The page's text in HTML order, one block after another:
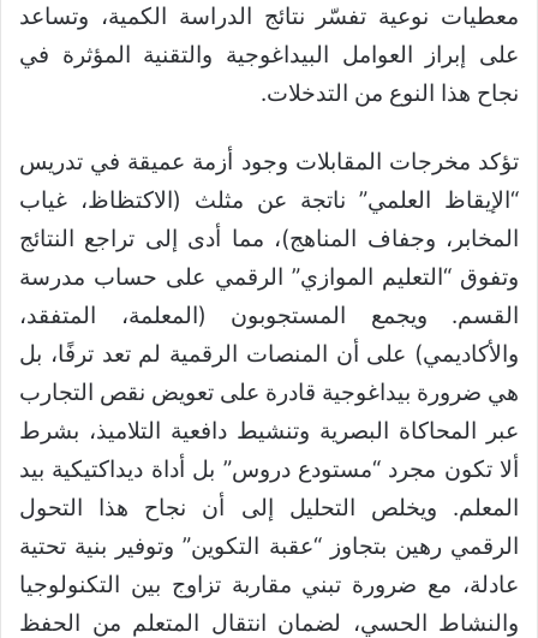
معطيات نوعية تفسّر نتائج الدراسة الكمية، وتساعد
على إبراز العوامل البيداغوجية والتقنية المؤثرة في
نجاح هذا النوع من التدخلات.
تؤكد مخرجات المقابلات وجود أزمة عميقة في تدريس
“الإيقاظ العلمي” ناتجة عن مثلث (الاكتظاظ، غياب
المخابر، وجفاف المناهج)، مما أدى إلى تراجع النتائج
وتفوق “التعليم الموازي” الرقمي على حساب مدرسة
القسم. ويجمع المستجوبون (المعلمة، المتفقد،
والأكاديمي) على أن المنصات الرقمية لم تعد ترفًا، بل
هي ضرورة بيداغوجية قادرة على تعويض نقص التجارب
عبر المحاكاة البصرية وتنشيط دافعية التلاميذ، بشرط
ألا تكون مجرد “مستودع دروس” بل أداة ديداكتيكية بيد
المعلم. ويخلص التحليل إلى أن نجاح هذا التحول
الرقمي رهين بتجاوز “عقبة التكوين” وتوفير بنية تحتية
عادلة، مع ضرورة تبني مقاربة تزاوج بين التكنولوجيا
والنشاط الحسي، لضمان انتقال المتعلم من الحفظ